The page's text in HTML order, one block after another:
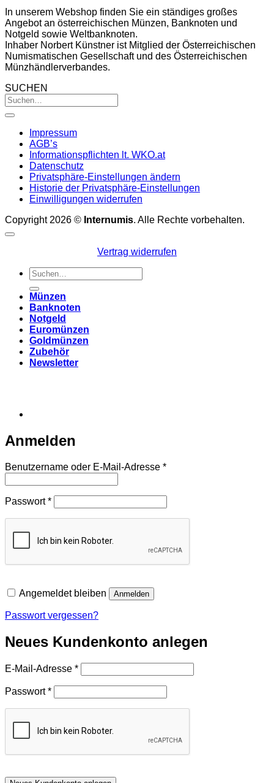
In unserem Webshop finden Sie ein ständiges großes
Angebot an österreichischen Münzen, Banknoten und
Notgeld sowie Weltbanknoten.
Inhaber Norbert Künstner ist Mitglied der Österreichischen
Numismatischen Gesellschaft und des Österreichischen
Münzhändlerverbandes.
SUCHEN
Impressum
AGB’s
Informationspflichten lt. WKO.at
Datenschutz
Privatsphäre-Einstellungen ändern
Historie der Privatsphäre-Einstellungen
Einwilligungen widerrufen
Copyright 2026 © Internumis. Alle Rechte vorbehalten.
Vertrag widerrufen
Suchen
nach:
Münzen
Banknoten
Notgeld
Euromünzen
Goldmünzen
Zubehör
Newsletter
Anmelden
Benutzername oder E-Mail-Adresse *Erforderlich
Passwort*Erforderlich
Angemeldet bleiben Anmelden
Passwort vergessen?
Neues Kundenkonto anlegen
E-Mail-Adresse *Erforderlich
Passwort*Erforderlich